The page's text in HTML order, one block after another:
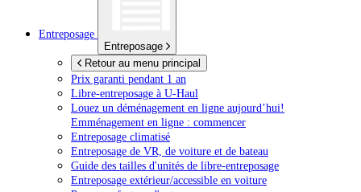
Entreposage
Entreposage
Retour au menu principal
Prix garanti pendant 1 an
Libre-entreposage à U-Haul
Louez un déménagement en ligne aujourd’hui!
Emménagement en ligne : commencer
Entreposage climatisé
Entreposage de VR, de voiture et de bateau
Guide des tailles d'unités de libre-entreposage
Entreposage extérieur/accessible en voiture